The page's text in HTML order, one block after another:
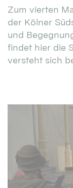
Zum vierten
der Kölner
und
findet hier die
versteht sich